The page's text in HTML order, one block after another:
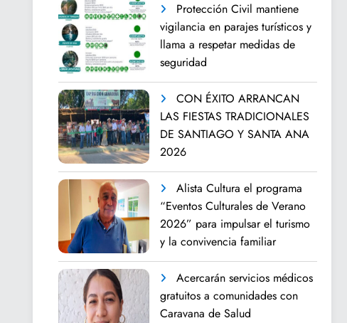
Protección Civil mantiene
vigilancia en parajes turísticos y
llama a respetar medidas de
seguridad
CON ÉXITO ARRANCAN
LAS FIESTAS TRADICIONALES
DE SANTIAGO Y SANTA ANA
2026
Alista Cultura el programa
“Eventos Culturales de Verano
2026” para impulsar el turismo
y la convivencia familiar
Acercarán servicios médicos
gratuitos a comunidades con
Caravana de Salud